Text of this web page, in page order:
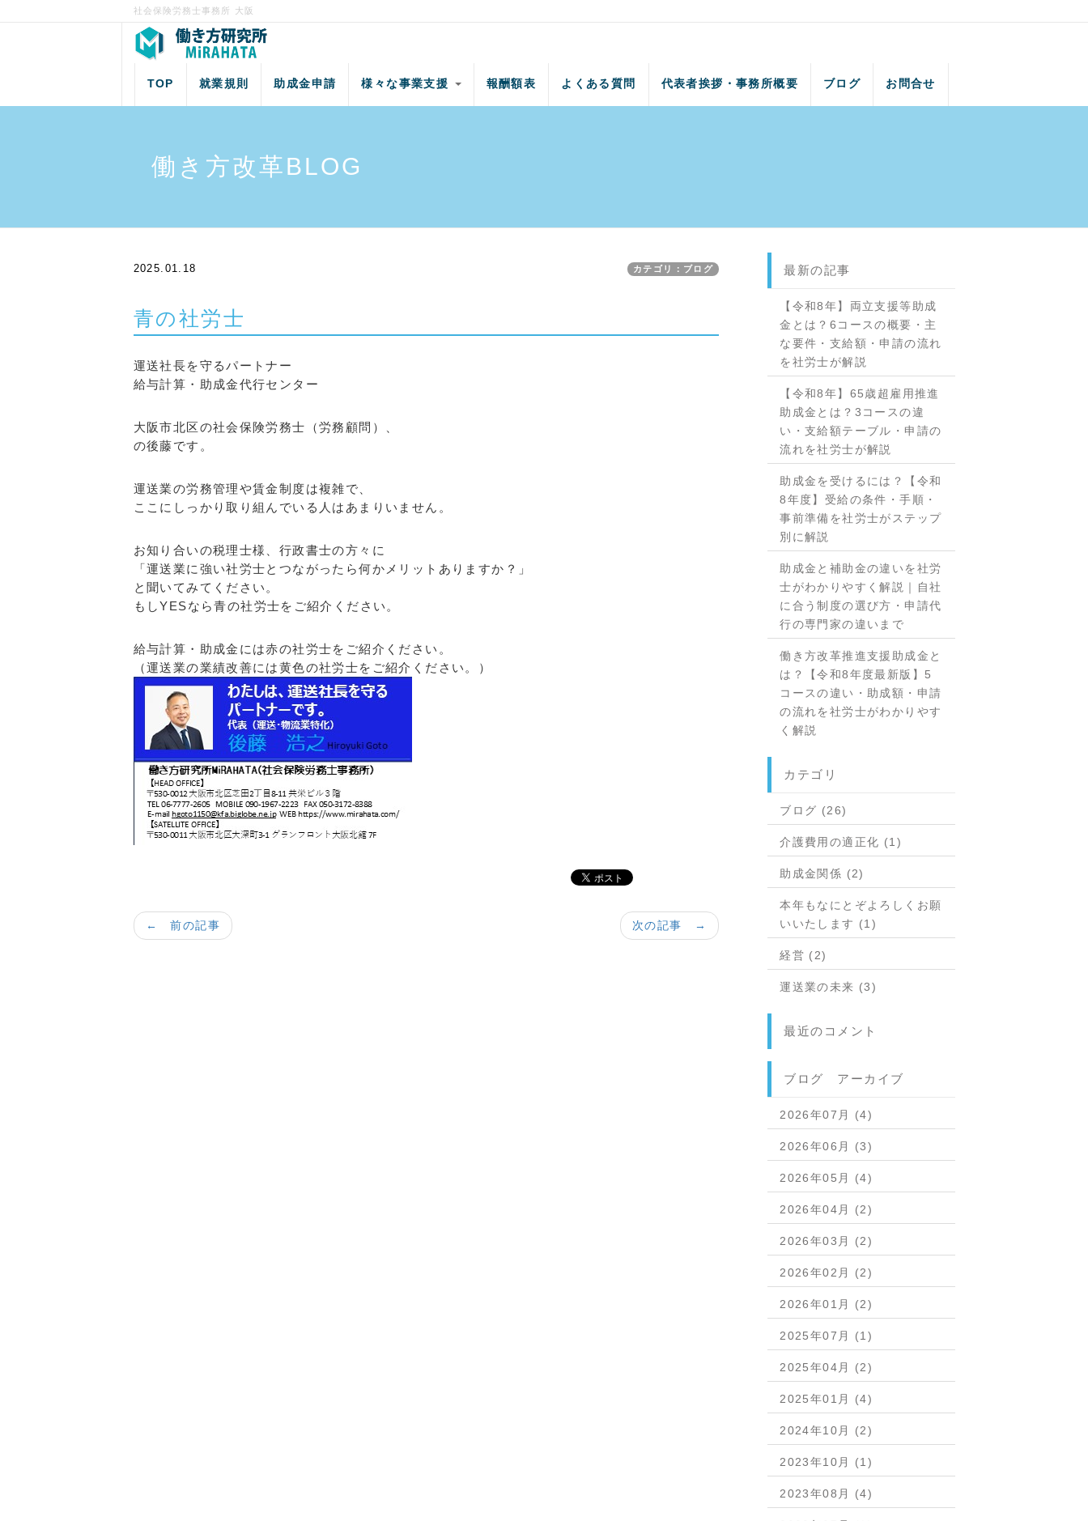
社会保険労務士事務所 大阪
TOP 就業規則 助成金申請 様々な事業支援 報酬額表 よくある質問 代表者挨拶・事務所概要 ブログ お問合せ
働き方改革BLOG
2025.01.18 カテゴリ：ブログ
青の社労士
運送社長を守るパートナー
給与計算・助成金代行センター
大阪市北区の社会保険労務士（労務顧問）、
の後藤です。
運送業の労務管理や賃金制度は複雑で、
ここにしっかり取り組んでいる人はあまりいません。
お知り合いの税理士様、行政書士の方々に
「運送業に強い社労士とつながったら何かメリットありますか？」
と聞いてみてください。
もしYESなら青の社労士をご紹介ください。
給与計算・助成金には赤の社労士をご紹介ください。
（運送業の業績改善には黄色の社労士をご紹介ください。）
次の記事 →
← 前の記事
最新の記事
【令和8年】両立支援等助成
金とは？6コースの概要・主
な要件・支給額・申請の流れ
を社労士が解説
【令和8年】65歳超雇用推進
助成金とは？3コースの違
い・支給額テーブル・申請の
流れを社労士が解説
助成金を受けるには？【令和
8年度】受給の条件・手順・
事前準備を社労士がステップ
別に解説
助成金と補助金の違いを社労
士がわかりやすく解説｜自社
に合う制度の選び方・申請代
行の専門家の違いまで
働き方改革推進支援助成金と
は？【令和8年度最新版】5
コースの違い・助成額・申請
の流れを社労士がわかりやす
く解説
カテゴリ
ブログ (26)
介護費用の適正化 (1)
助成金関係 (2)
本年もなにとぞよろしくお願
いいたします (1)
経営 (2)
運送業の未来 (3)
最近のコメント
ブログ アーカイブ
2026年07月 (4)
2026年06月 (3)
2026年05月 (4)
2026年04月 (2)
2026年03月 (2)
2026年02月 (2)
2026年01月 (2)
2025年07月 (1)
2025年04月 (2)
2025年01月 (4)
2024年10月 (2)
2023年10月 (1)
2023年08月 (4)